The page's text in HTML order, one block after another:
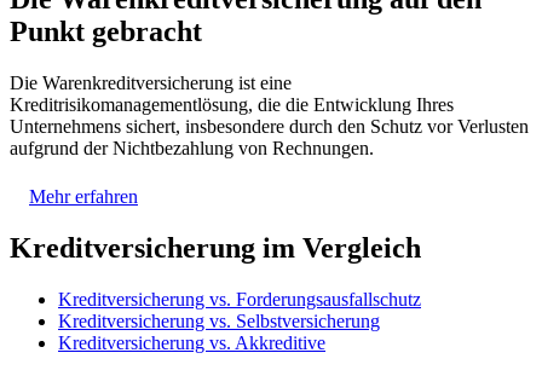
Punkt gebracht
Die Warenkreditversicherung ist eine
Kreditrisikomanagementlösung, die die Entwicklung Ihres
Unternehmens sichert, insbesondere durch den Schutz vor Verlusten
aufgrund der Nichtbezahlung von Rechnungen.
Mehr erfahren
Kreditversicherung im Vergleich
Kreditversicherung vs. Forderungsausfallschutz
Kreditversicherung vs. Selbstversicherung
Kreditversicherung vs. Akkreditive